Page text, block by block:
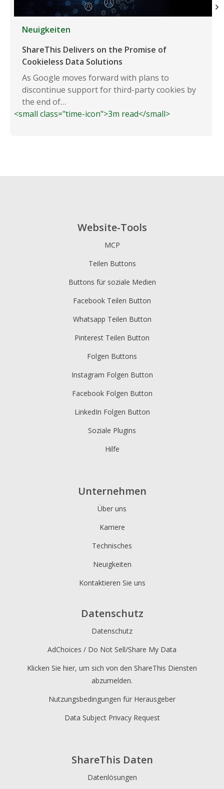
Neuigkeiten
ShareThis Delivers on the Promise of
Cookieless Data Solutions
As Google moves forward with plans to
discontinue support for third-party cookies by
the end of…
<small class="time-icon">3m read</small>
Website-Tools
MCP
Teilen Buttons
Buttons für soziale Medien
Facebook Teilen Button
Whatsapp Teilen Button
Pinterest Teilen Button
Folgen Buttons
Instagram Folgen Button
Facebook Folgen Button
LinkedIn Folgen Button
Soziale Plugins
Hilfe
ShareThis Daten
Datenlösungen
Unternehmen
Über uns
Karriere
Technisches
Neuigkeiten
Kontaktieren Sie uns
Datenschutz
Datenschutz
AdChoices / Do Not Sell/Share My Data
Klicken Sie hier, um sich von den ShareThis Diensten
abzumelden.
Nutzungsbedingungen für Herausgeber
Data Subject Privacy Request